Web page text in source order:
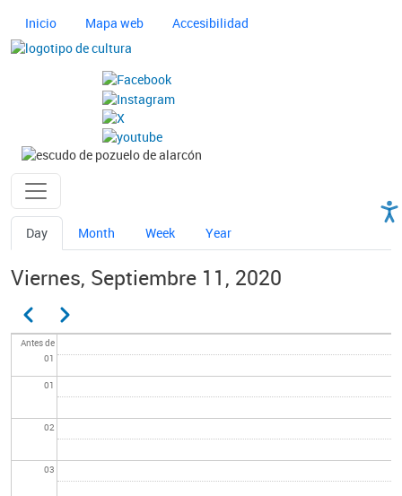
Navegación principal cultura
Inicio Mapa web
Accesibilidad
Imagen
Imagen
Ayuntamiento de Pozuelo
Solapas principales
Day Month Week Year
Viernes, Septiembre 11, 2020
Paginación
AnteriorSiguiente
Antes de
01
01
02
03